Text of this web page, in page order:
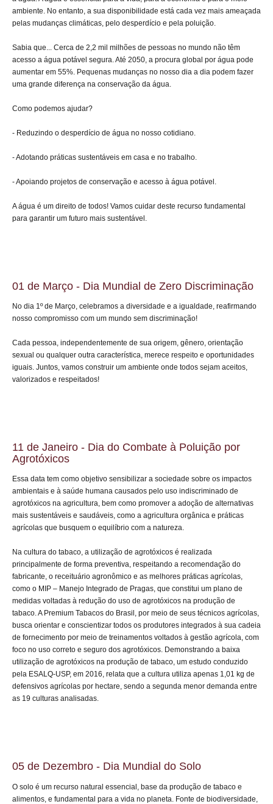
ambiente. No entanto, a sua disponibilidade está cada vez mais ameaçada
pelas mudanças climáticas, pelo desperdício e pela poluição.
Sabia que... Cerca de 2,2 mil milhões de pessoas no mundo não têm
acesso a água potável segura. Até 2050, a procura global por água pode
aumentar em 55%. Pequenas mudanças no nosso dia a dia podem fazer
uma grande diferença na conservação da água.
Como podemos ajudar?
- Reduzindo o desperdício de água no nosso cotidiano.
- Adotando práticas sustentáveis em casa e no trabalho.
- Apoiando projetos de conservação e acesso à água potável.
A água é um direito de todos! Vamos cuidar deste recurso fundamental
para garantir um futuro mais sustentável.
01 de Março - Dia Mundial de Zero Discriminação
No dia 1º de Março, celebramos a diversidade e a igualdade, reafirmando
nosso compromisso com um mundo sem discriminação!
Cada pessoa, independentemente de sua origem, gênero, orientação
sexual ou qualquer outra característica, merece respeito e oportunidades
iguais. Juntos, vamos construir um ambiente onde todos sejam aceitos,
valorizados e respeitados!
11 de Janeiro - Dia do Combate à Poluição por
Agrotóxicos
Essa data tem como objetivo sensibilizar a sociedade sobre os impactos
ambientais e à saúde humana causados pelo uso indiscriminado de
agrotóxicos na agricultura, bem como promover a adoção de alternativas
mais sustentáveis e saudáveis, como a agricultura orgânica e práticas
agrícolas que busquem o equilíbrio com a natureza.
Na cultura do tabaco, a utilização de agrotóxicos é realizada
principalmente de forma preventiva, respeitando a recomendação do
fabricante, o receituário agronômico e as melhores práticas agrícolas,
como o MIP – Manejo Integrado de Pragas, que constitui um plano de
medidas voltadas à redução do uso de agrotóxicos na produção de
tabaco. A Premium Tabacos do Brasil, por meio de seus técnicos agrícolas,
busca orientar e conscientizar todos os produtores integrados à sua cadeia
de fornecimento por meio de treinamentos voltados à gestão agrícola, com
foco no uso correto e seguro dos agrotóxicos. Demonstrando a baixa
utilização de agrotóxicos na produção de tabaco, um estudo conduzido
pela ESALQ-USP, em 2016, relata que a cultura utiliza apenas 1,01 kg de
defensivos agrícolas por hectare, sendo a segunda menor demanda entre
as 19 culturas analisadas.
05 de Dezembro - Dia Mundial do Solo
O solo é um recurso natural essencial, base da produção de tabaco e
alimentos, e fundamental para a vida no planeta. Fonte de biodiversidade,